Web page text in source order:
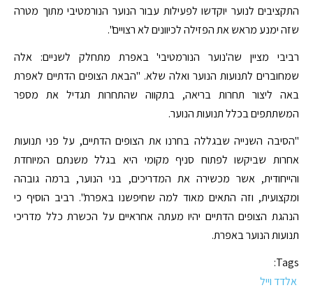
התקציבים לנוער יוקדשו לפעילות עבור הנוער הנורמטיבי מתוך מטרה
שזה ימנע מראש את הפזילה לכיוונים לא רצויים".
רביבי מציין שה'נוער הנורמטיבי' באפרת מתחלק לשניים: אלה
שמחוברים לתנועות הנוער ואלה שלא. "הבאת הצופים הדתיים לאפרת
באה ליצור תחרות בריאה, בתקווה שהתחרות תגדיל את מספר
המשתתפים בכלל תנועות הנוער.
"הסיבה השנייה שבגללה בחרנו את הצופים הדתיים, על פני תנועות
אחרות שביקשו לפתוח סניף מקומי היא בגלל משנתם המיוחדת
והייחודית, אשר מכשירה את המדריכים, בני הנוער, ברמה גובהה
ומקצועית, וזה התאים מאוד למה שחיפשנו באפרת". רביב הוסיף כי
הנהגת הצופים הדתיים יהיו מעתה אחראיים על הכשרת כלל מדריכי
תנועות הנוער באפרת.
Tags:
אלדד וייל